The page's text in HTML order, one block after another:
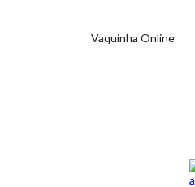
Vaquinha Online